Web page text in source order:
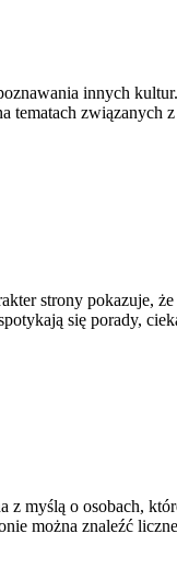
innych
tematach związanych
strony pokazuje,
się porady,
myślą o osobach,
można znaleźć